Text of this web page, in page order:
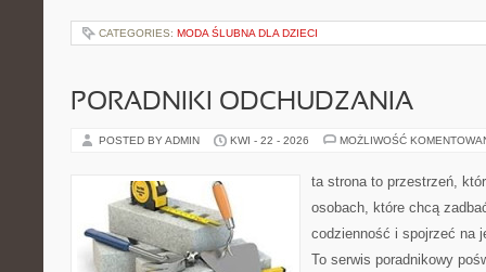
CATEGORIES: MODA ŚLUBNA DLA DZIECI
PORADNIKI ODCHUDZANIA
POSTED BY ADMIN KWI - 22 - 2026 MOŻLIWOŚĆ
ta strona to przestrzeń,
osobach, które chcą
codzienność i spojrzeć na
To serwis poradnikowy